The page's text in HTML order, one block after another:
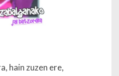
hain zuzen ere,